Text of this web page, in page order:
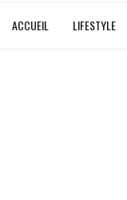
ACCUEIL LIFESTYLE